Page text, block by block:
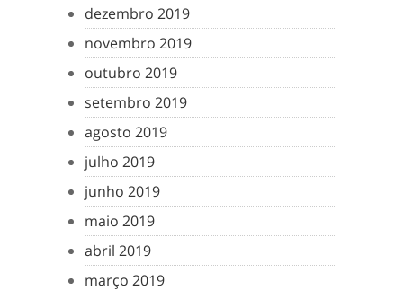
dezembro 2019
novembro 2019
outubro 2019
setembro 2019
agosto 2019
julho 2019
junho 2019
maio 2019
abril 2019
março 2019